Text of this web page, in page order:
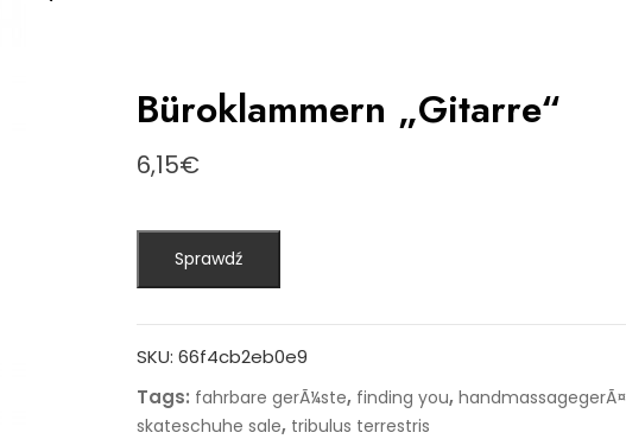
Büroklammern „Gitarre“
6,15€
Sprawdź
SKU: 66f4cb2eb0e9
Tags: fahrbare gerÃ¼ste, finding you,
skateschuhe sale, tribulus terrestris